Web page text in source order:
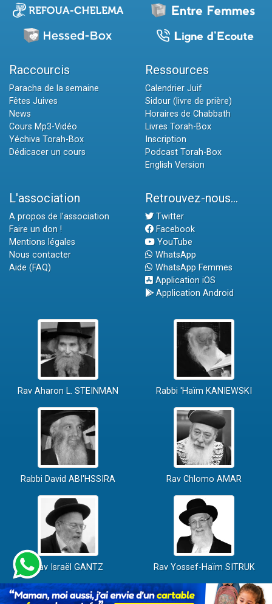
Raccourcis
Paracha de la semaine
Fêtes Juives
News
Cours Mp3-Vidéo
Yéchiva Torah-Box
Dédicacer un cours
Ressources
Calendrier Juif
Sidour (livre de prière)
Horaires de Chabbath
Livres Torah-Box
Inscription
Podcast Torah-Box
English Version
L'association
A propos de l'association
Faire un don !
Mentions légales
Nous contacter
Aide (FAQ)
Retrouvez-nous...
Twitter
Facebook
YouTube
WhatsApp
WhatsApp Femmes
Application iOS
Application Android
Rav Aharon L. STEINMAN Rabbi 'Haïm KANIEWSKI
Rabbi David ABI'HSSIRA Rav Chlomo AMAR
Rav Israël GANTZ Rav Yossef-Haïm SITRUK